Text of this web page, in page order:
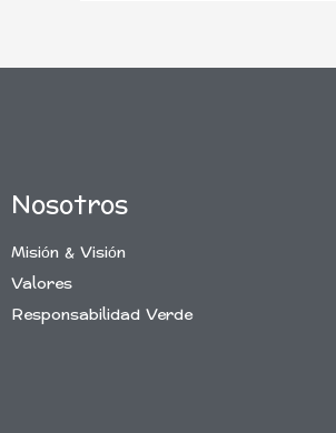
Nosotros
Misión & Visión
Valores
Responsabilidad Verde